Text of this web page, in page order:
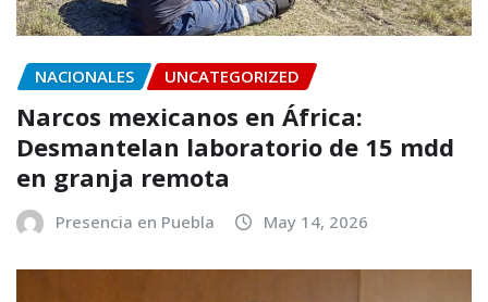
NACIONALES UNCATEGORIZED
Narcos mexicanos en África:
Desmantelan laboratorio de 15 mdd
en granja remota
Presencia en Puebla May 14, 2026